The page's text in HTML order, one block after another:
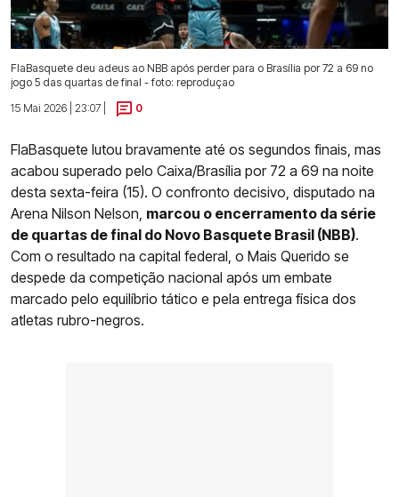
FlaBasquete deu adeus ao NBB após perder para o Brasília por 72 a 69 no
jogo 5 das quartas de final - foto: reproduçao
15 Mai 2026 | 23:07 |
0
FlaBasquete lutou bravamente até os segundos finais, mas
acabou superado pelo Caixa/Brasília por 72 a 69 na noite
desta sexta-feira (15). O confronto decisivo, disputado na
Arena Nilson Nelson, marcou o encerramento da série
de quartas de final do Novo Basquete Brasil (NBB).
Com o resultado na capital federal, o Mais Querido se
despede da competição nacional após um embate
marcado pelo equilíbrio tático e pela entrega física dos
atletas rubro-negros.